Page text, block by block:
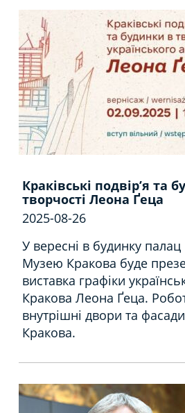
Краківські подвір’я та
творчості Леона Ґеца
2025-08-26
У вересні в будинку
Музею Кракова буде
виставка графіки
Кракова Леона Ґеца.
внутрішні двори та
Кракова.